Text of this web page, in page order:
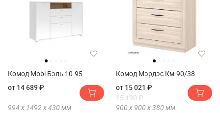
Комод Mobi Бэль 10.95
от 14 689 ₽
994 х 1492 х430 мм
Комод Мэрдэс Км-90/38
от 15 021 ₽
15 190 ₽
900 х 900 х380 мм